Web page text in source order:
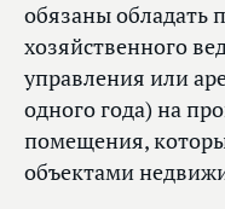
обязаны обладать
хозяйственного
управления или
одного года) на
помещения,
объектами